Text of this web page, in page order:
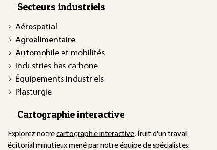
Secteurs industriels
Aérospatial
Agroalimentaire
Automobile et mobilités
Industries bas carbone
Équipements industriels
Plasturgie
Cartographie interactive
Explorez notrecartographie interactive, fruit d'un travail
éditorial minutieux mené par notre équipe de spécialistes.